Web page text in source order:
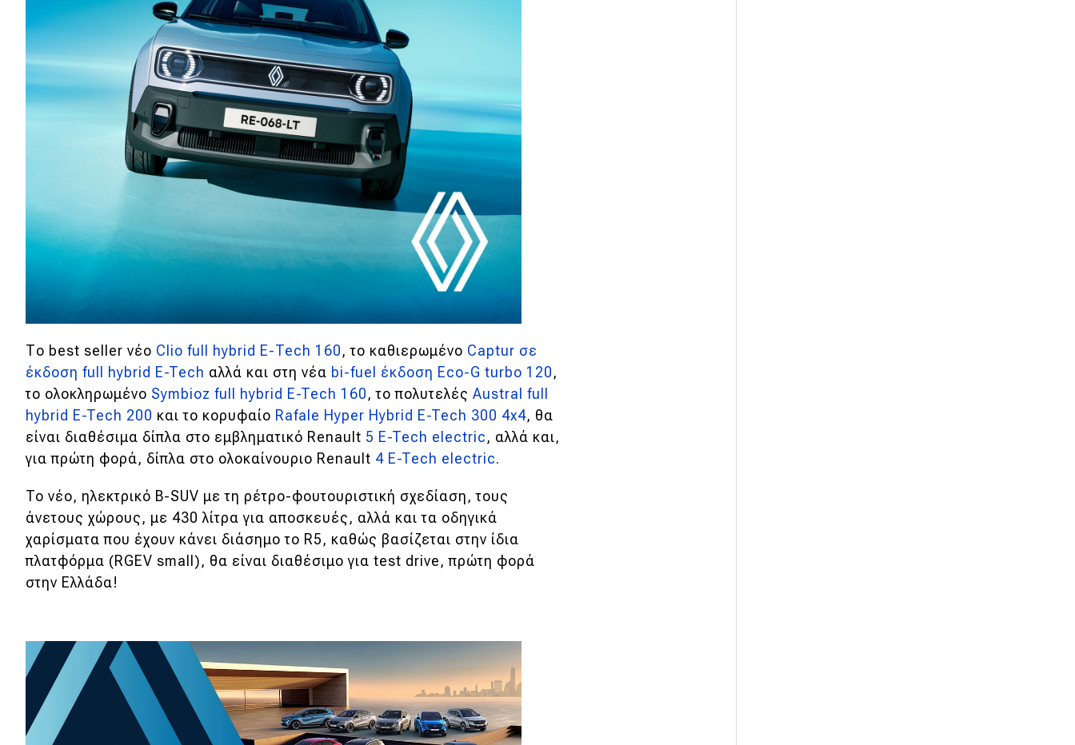
WRC
Motorsport
Τεχνολογία
Mobility
Σταθμοί φόρτισης
Classic
Παρουσιάσεις
DRIVE Away
MOTO
Μεταχειρισμένο
Οδηγός αγοράς
Συμβουλές
Χρηστικά
Συμβουλές
ΚΤΕΟ
Οδική βοήθεια
Tο best seller νέο Clio full hybrid Ε-Tech 160, το καθιερωμένο Captur σε
έκδοση full hybrid E-Tech αλλά και στη νέα bi-fuel έκδοση Eco-G turbo 120,
το ολοκληρωμένο Symbioz full hybrid E-Tech 160, το πολυτελές Austral full
hybrid E-Tech 200 και το κορυφαίο Rafale Hyper Hybrid E-Tech 300 4x4, θα
είναι διαθέσιμα δίπλα στο εμβληματικό Renault 5 E-Tech electric, αλλά και,
για πρώτη φορά, δίπλα στο ολοκαίνουριο Renault 4 E-Tech electric.
To νέο, ηλεκτρικό Β-SUV με τη ρέτρο-φουτουριστική σχεδίαση, τους
άνετους χώρους, με 430 λίτρα για αποσκευές, αλλά και τα οδηγικά
χαρίσματα που έχουν κάνει διάσημο το R5, καθώς βασίζεται στην ίδια
πλατφόρμα (RGEV small), θα είναι διαθέσιμο για test drive, πρώτη φορά
στην Ελλάδα!